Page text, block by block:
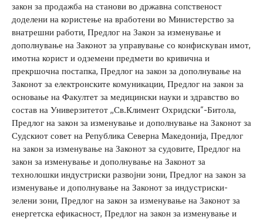
закон за продажба на станови во државна сопственост
доделени на користење на вработени во Министерство за
внатрешни работи, Предлог на Закон за изменување и
дополнување на Законот за управување со конфискуван имот,
имотна корист и одземени предмети во кривична и
прекршочна постапка, Предлог на закон за дополнување на
Законот за електронските комуникации, Предлог на закон за
основање на Факултет за медицински науки и здравство во
состав на Универзитетот ,,Св.Климент Охридски”-Битола,
Предлог на закон за изменување и дополнување на Законот за
Судскиот совет на Република Северна Македонија, Предлог
на закон за изменување на Законот за судовите, Предлог на
закон за изменување и дополнување на Законот за
технолошки индустриски развојни зони, Предлог на закон за
изменување и дополнување на Законот за индустриски-
зелени зони, Предлог на закон за изменување на Законот за
енергетска ефикасност, Предлог на закон за изменување и